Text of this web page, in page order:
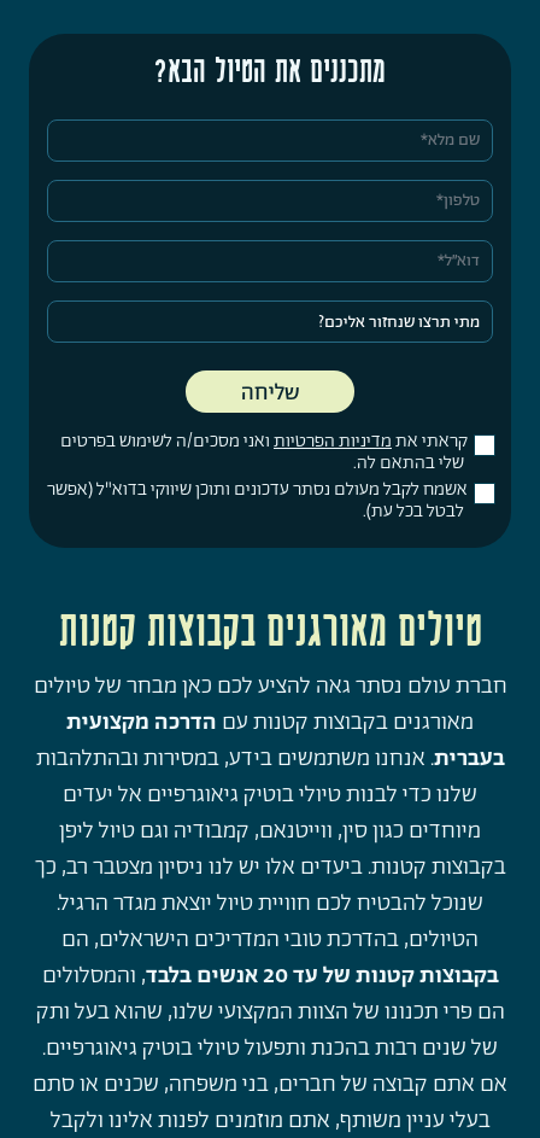
מתכננים את הטיול הבא?
קראתי אתמדיניות הפרטיותואני מסכים/ה לשימוש בפרטים
שלי בהתאם לה.
אשמח לקבל מעולם נסתר עדכונים ותוכן שיווקי בדוא"ל (אפשר
לבטל בכל עת).
טיולים מאורגנים בקבוצות קטנות
חברת עולם נסתר גאה להציע לכם כאן מבחר של טיולים
מאורגנים בקבוצות קטנות עם הדרכה מקצועית
בעברית. אנחנו משתמשים בידע, במסירות ובהתלהבות
שלנו כדי לבנות טיולי בוטיק גיאוגרפיים אל יעדים
מיוחדים כגון סין, ווייטנאם, קמבודיה וגם טיול ליפן
בקבוצות קטנות. ביעדים אלו יש לנו ניסיון מצטבר רב, כך
שנוכל להבטיח לכם חוויית טיול יוצאת מגדר הרגיל.
הטיולים, בהדרכת טובי המדריכים הישראלים, הם
בקבוצות קטנות של עד 20 אנשים בלבד
, והמסלולים
הם פרי תכנונו של הצוות המקצועי שלנו, שהוא בעל ותק
של שנים רבות בהכנת ותפעול טיולי בוטיק גיאוגרפיים.
אם אתם קבוצה של חברים, בני משפחה, שכנים או סתם
בעלי עניין משותף, אתם מוזמנים לפנות אלינו ולקבל